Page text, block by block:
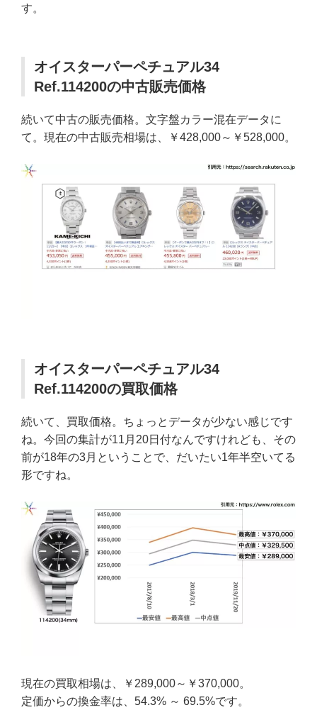
す。
オイスターパーペチュアル34
Ref.114200の中古販売価格
続いて中古の販売価格。文字盤カラー混在データに
て。現在の中古販売相場は、￥428,000～￥528,000。
オイスターパーペチュアル34
Ref.114200の買取価格
続いて、買取価格。ちょっとデータが少ない感じです
ね。今回の集計が11月20日付なんですけれども、その
前が18年の3月ということで、だいたい1年半空いてる
形ですね。
現在の買取相場は、￥289,000～￥370,000。
定価からの換金率は、54.3% ～ 69.5%です。